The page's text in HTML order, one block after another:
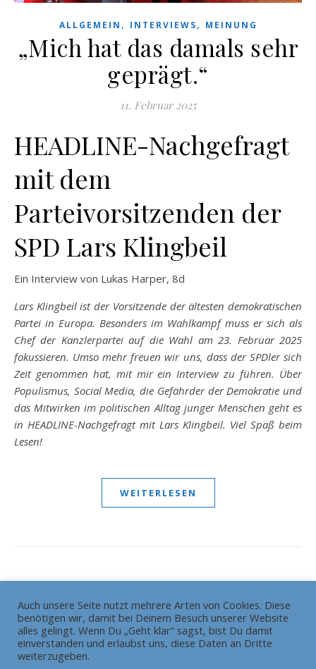
ALLGEMEIN , INTERVIEWS, MEINUNG
„Mich hat das damals sehr
geprägt.“
11. Februar 2025
HEADLINE-Nachgefragt
mit dem
Parteivorsitzenden der
SPD Lars Klingbeil
Ein Interview von Lukas Harper, 8d
Lars Klingbeil ist der Vorsitzende der ältesten demokratischen
Partei in Europa. Besonders im Wahlkampf muss er sich als
Chef der Kanzlerpartei auf die Wahl am 23. Februar 2025
fokussieren. Umso mehr freuen wir uns, dass der SPDler sich
Zeit genommen hat, mit mir ein Interview zu führen. Über
Populismus, Social Media, die Gefährder der Demokratie und
das Mitwirken im politischen Alltag junger Menschen geht es
in HEADLINE-Nachgefragt mit Lars Klingbeil. Viel Spaß beim
Lesen!
WEITERLESEN
Die Redaktion Grundsätze
HEADLINE gewinnt Bundesschülerzeitungswettbewerb
Pressemitteilung
Auch unsere Seite nutzt mehrere Arten von Cookies. Diese
benötigen wir, damit bei Deinem Besuch unserer Website
alles gelingt. Wenn Du „Geht klar“ sagst, bist Du damit
einverstanden und erlaubst uns, diese Daten an Dritte
weiterzugeben.